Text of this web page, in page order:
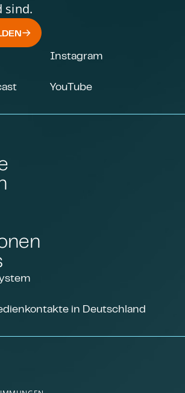
sind.
Instagram
YouTube
in Deutschland